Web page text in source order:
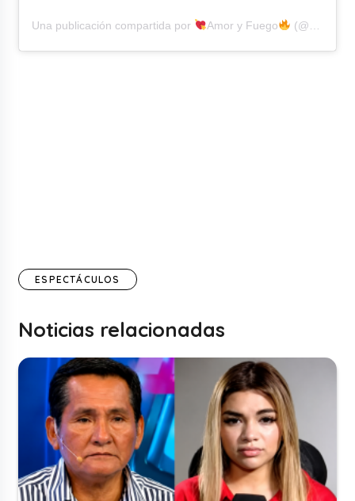
Una publicación compartida por Amor y Fuego (@amoryfuego.oficial)
ESPECTÁCULOS
Noticias relacionadas